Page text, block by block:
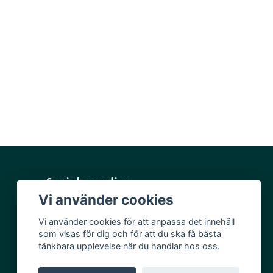
Sociala medier
Facebook
Instagram
YouTube
Vi använder cookies
Vi använder cookies för att anpassa det innehåll
som visas för dig och för att du ska få bästa
tänkbara upplevelse när du handlar hos oss.